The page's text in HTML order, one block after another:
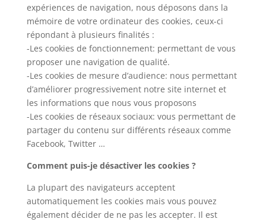
expériences de navigation, nous déposons dans la
mémoire de votre ordinateur des cookies, ceux-ci
répondant à plusieurs finalités :
-Les cookies de fonctionnement: permettant de vous
proposer une navigation de qualité.
-Les cookies de mesure d’audience: nous permettant
d’améliorer progressivement notre site internet et
les informations que nous vous proposons
-Les cookies de réseaux sociaux: vous permettant de
partager du contenu sur différents réseaux comme
Facebook, Twitter …
Comment puis-je désactiver les cookies ?
La plupart des navigateurs acceptent
automatiquement les cookies mais vous pouvez
également décider de ne pas les accepter. Il est